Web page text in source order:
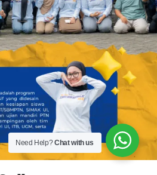
Need Help?Chat with us